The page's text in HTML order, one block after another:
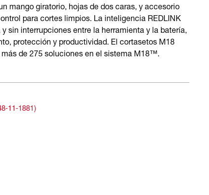
mango giratorio, hojas de dos caras, y accesorio
para cortes limpios. La inteligencia REDLINK
interrupciones entre la herramienta y la batería,
protección y productividad. El cortasetos M18
de 275 soluciones en el sistema M18™.
11-1881)